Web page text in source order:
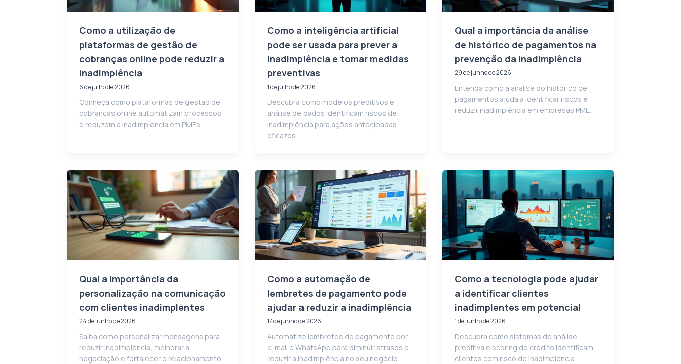
Como a utilização de
plataformas de gestão de
cobranças online pode reduzir a
inadimplência
6 de julho de 2026
Conheça como plataformas de gestão de
cobranças online automatizam processos
e reduzem a inadimplência em PMEs.
Como a inteligência artificial
pode ser usada para prever a
inadimplência e tomar medidas
preventivas
1 de julho de 2026
Descubra como modelos preditivos e
análise de dados identificam riscos de
inadimplência para ações antecipadas
eficazes.
Qual a importância da análise
de histórico de pagamentos na
prevenção da inadimplência
29 de junho de 2026
Entenda como a análise do histórico de
pagamentos ajuda a identificar riscos e
reduzir inadimplência em empresas PME.
Qual a importância da
personalização na comunicação
com clientes inadimplentes
24 de junho de 2026
Saiba como personalizar mensagens para
reduzir inadimplência, melhorar a
negociação e fortalecer o relacionamento
Como a automação de
lembretes de pagamento pode
ajudar a reduzir a inadimplência
17 de junho de 2026
Automatize lembretes de pagamento por
e-mail e WhatsApp para diminuir atrasos e
reduzir a inadimplência no seu negócio.
Como a tecnologia pode ajudar
a identificar clientes
inadimplentes em potencial
1 de junho de 2026
Descubra como sistemas de análise
preditiva e scoring de crédito identificam
clientes com risco de inadimplência